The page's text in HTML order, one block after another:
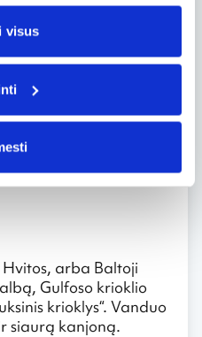
visus
km ilgio maršrutas
vietoves: pajuodusius
ežerus,
kalnus ir
paprastai
ir driekiasi
arba Baltoji
Gulfoso krioklio
krioklys“. Vanduo
siaurą kanjoną.